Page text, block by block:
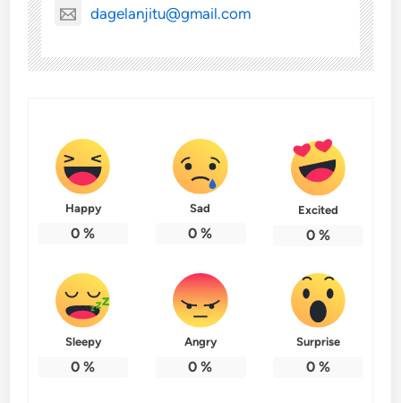
dagelanjitu@gmail.com
Happy
0 %
Sad
0 %
Excited
0%
Sleepy
0 %
Angry
0 %
Surprise
0%